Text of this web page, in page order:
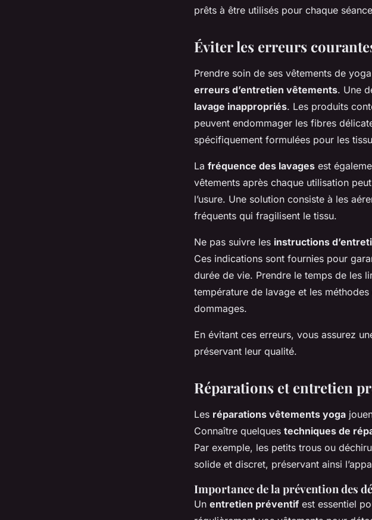
prêts à être utilisés pour chaque
Éviter les erreurs
Prendre soin de ses vêtements de
erreurs d’entretien vêtements. Une
lavage inappropriés. Les produits
peuvent endommager les fibres
spécifiquement formulées pour les
La fréquence des lavages est
vêtements après chaque utilisation
l’usure. Une solution consiste à les
fréquents qui fragilisent le tissu.
Ne pas suivre les instructions
Ces indications sont fournies pour
durée de vie. Prendre le temps de les
température de lavage et les
dommages.
En évitant ces erreurs, vous assurez
préservant leur qualité.
Réparations et entretien
Les réparations vêtements yoga
Connaître quelques techniques de
Par exemple, les petits trous ou
solide et discret, préservant ainsi
Importance de la prévention des
Un entretien préventif est essentiel